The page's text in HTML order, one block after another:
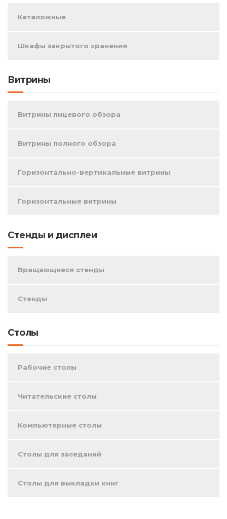
Каталожные
Шкафы закрытого хранения
Витрины
Витрины лицевого обзора
Витрины полного обзора
Горизонтально-вертикальные витрины
Горизонтальные витрины
Стенды и дисплеи
Вращающиеся стенды
Стенды
Столы
Рабочие столы
Читательские столы
Компьютерные столы
Столы для заседаний
Столы для выкладки книг